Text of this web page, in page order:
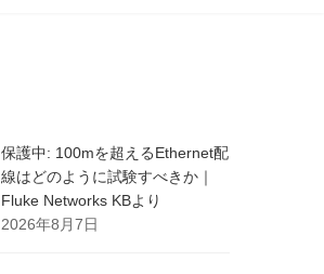
保護中: 100mを超えるEthernet配
線はどのように試験すべきか｜
Fluke Networks KBより
2026年8月7日